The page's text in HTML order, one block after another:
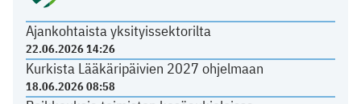
Ajankohtaista yksityissektorilta
22.06.2026 14:26
Kurkista Lääkäripäivien 2027 ohjelmaan
18.06.2026 08:58